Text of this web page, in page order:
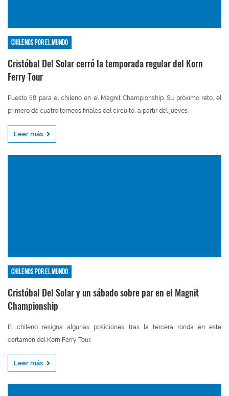
Chilenos por el mundo
Cristóbal Del Solar cerró la temporada regular del Korn
Ferry Tour
Puesto 58 para el chileno en el Magnit Championship. Su próximo reto, el
primero de cuatro torneos finales del circuito, a partir del jueves.
Leer más
Chilenos por el mundo
Cristóbal Del Solar y un sábado sobre par en el Magnit
Championship
El chileno resigna algunas posiciones tras la tercera ronda en este
certamen del Korn Ferry Tour.
Leer más